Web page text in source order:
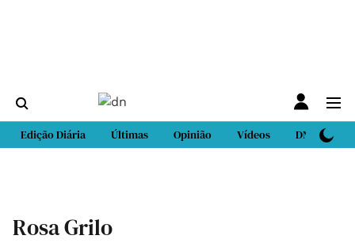
Edição Diária Últimas Opinião Vídeos DN Sport
Rosa Grilo